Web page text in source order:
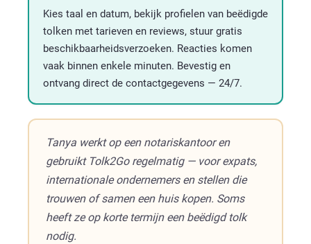
Kies taal en datum, bekijk profielen van beëdigde
tolken met tarieven en reviews, stuur gratis
beschikbaarheidsverzoeken. Reacties komen
vaak binnen enkele minuten. Bevestig en
ontvang direct de contactgegevens — 24/7.
Tanya werkt op een notariskantoor en
gebruikt Tolk2Go regelmatig — voor expats,
internationale ondernemers en stellen die
trouwen of samen een huis kopen. Soms
heeft ze op korte termijn een beëdigd tolk
nodig.